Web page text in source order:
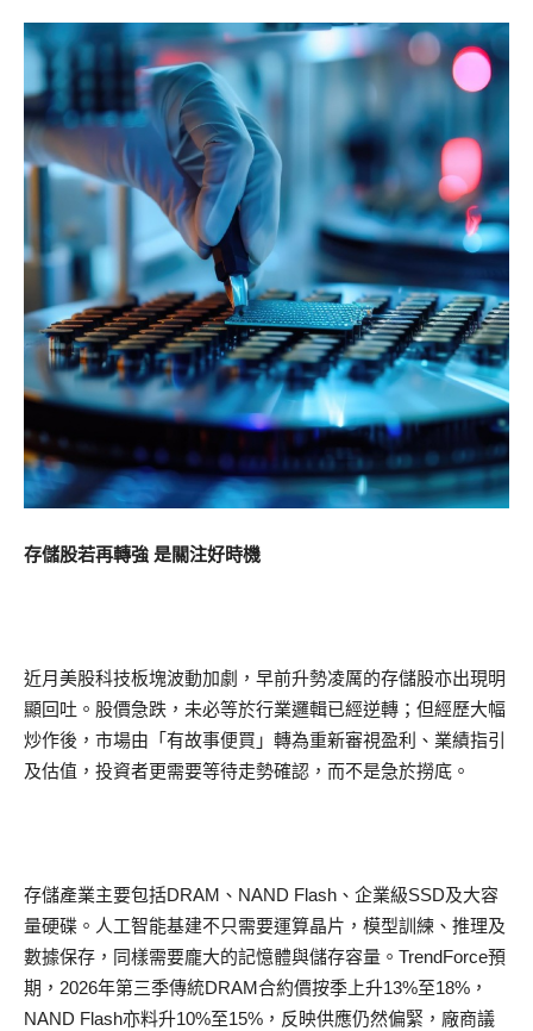
存儲股若再轉強 是關注好時機
近月美股科技板塊波動加劇，早前升勢凌厲的存儲股亦出現明
顯回吐。股價急跌，未必等於行業邏輯已經逆轉；但經歷大幅
炒作後，市場由「有故事便買」轉為重新審視盈利、業績指引
及估值，投資者更需要等待走勢確認，而不是急於撈底。
存儲產業主要包括DRAM、NAND Flash、企業級SSD及大容
量硬碟。人工智能基建不只需要運算晶片，模型訓練、推理及
數據保存，同樣需要龐大的記憶體與儲存容量。TrendForce預
期，2026年第三季傳統DRAM合約價按季上升13%至18%，
NAND Flash亦料升10%至15%，反映供應仍然偏緊，廠商議